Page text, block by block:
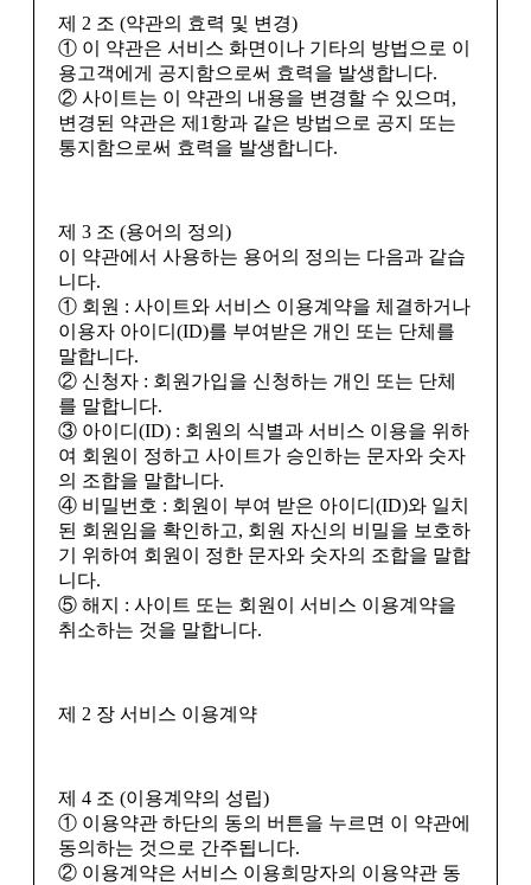
제 2 조 (약관의 효력 및 변경)
① 이 약관은 서비스 화면이나 기타의 방법으로 이
용고객에게 공지함으로써 효력을 발생합니다.
② 사이트는 이 약관의 내용을 변경할 수 있으며,
변경된 약관은 제1항과 같은 방법으로 공지 또는
통지함으로써 효력을 발생합니다.
제 3 조 (용어의 정의)
이 약관에서 사용하는 용어의 정의는 다음과 같습
니다.
① 회원 : 사이트와 서비스 이용계약을 체결하거나
이용자 아이디(ID)를 부여받은 개인 또는 단체를
말합니다.
② 신청자 : 회원가입을 신청하는 개인 또는 단체
를 말합니다.
③ 아이디(ID) : 회원의 식별과 서비스 이용을 위하
여 회원이 정하고 사이트가 승인하는 문자와 숫자
의 조합을 말합니다.
④ 비밀번호 : 회원이 부여 받은 아이디(ID)와 일치
된 회원임을 확인하고, 회원 자신의 비밀을 보호하
기 위하여 회원이 정한 문자와 숫자의 조합을 말합
니다.
⑤ 해지 : 사이트 또는 회원이 서비스 이용계약을
취소하는 것을 말합니다.
제 2 장 서비스 이용계약
제 4 조 (이용계약의 성립)
① 이용약관 하단의 동의 버튼을 누르면 이 약관에
동의하는 것으로 간주됩니다.
② 이용계약은 서비스 이용희망자의 이용약관 동